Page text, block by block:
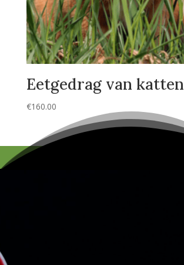
Eetgedrag van katten
€160.00